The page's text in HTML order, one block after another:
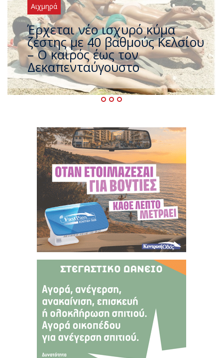
Αιχμηρά
Άφαντος ο Τσίπρας… την ώρα
που η χώρα καίγεται